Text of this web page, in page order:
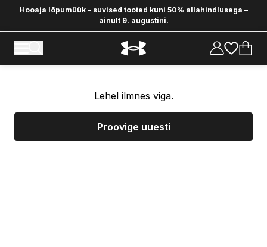
Hooaja lõpumüük – suvised tooted kuni 50% allahindlusega –
ainult 9. augustini.
Lehel ilmnes viga.
Proovige uuesti